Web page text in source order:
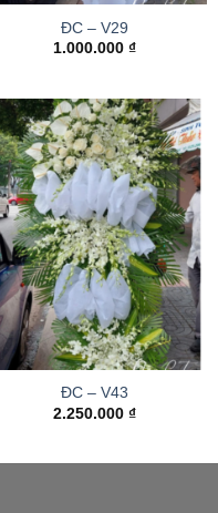
ĐC – V29
1.000.000 ₫
ĐC – V43
2.250.000 ₫